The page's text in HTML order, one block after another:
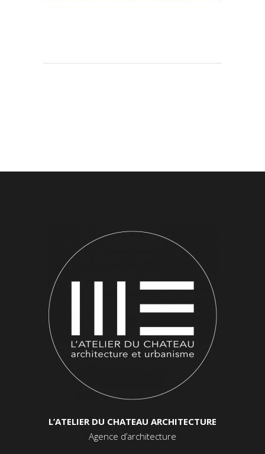
L’ATELIER DU CHATEAU ARCHITECTURE
Agence d’architecture